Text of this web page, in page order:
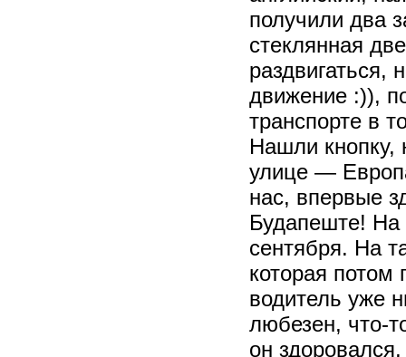
получили два
стеклянная
раздвигаться,
движение :)),
транспорте в
Нашли
улице —
нас, впервые
Будапеште! На
сентября. На
которая потом
водитель уже
любезен, что-
он